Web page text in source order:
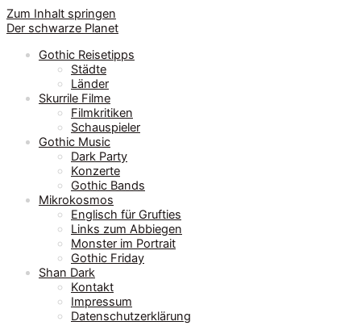
Zum Inhalt springen
Der schwarze Planet
Gothic Reisetipps
Städte
Länder
Skurrile Filme
Filmkritiken
Schauspieler
Gothic Music
Dark Party
Konzerte
Gothic Bands
Mikrokosmos
Englisch für Grufties
Links zum Abbiegen
Monster im Portrait
Gothic Friday
Shan Dark
Kontakt
Impressum
Datenschutzerklärung